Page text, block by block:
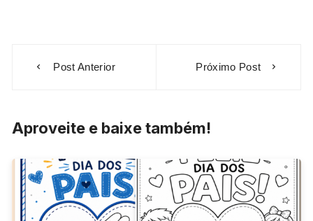
Post Anterior Próximo Post
Aproveite e baixe também!